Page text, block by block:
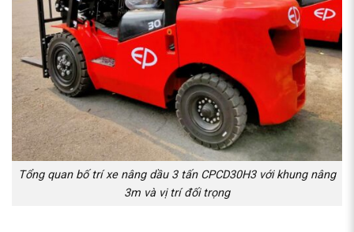
Tổng quan bố trí xe nâng dầu 3 tấn CPCD30H3 với khung nâng
3m và vị trí đối trọng